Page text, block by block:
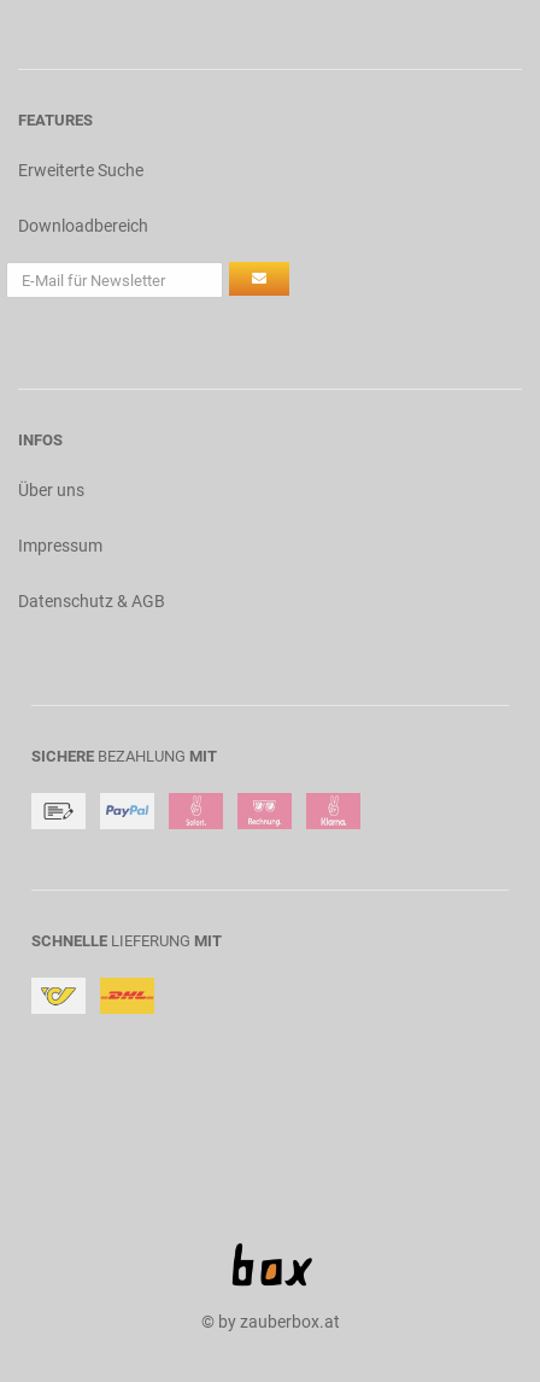
FEATURES
Erweiterte Suche
Downloadbereich
INFOS
Über uns
Impressum
Datenschutz & AGB
SICHERE BEZAHLUNG MIT
SCHNELLE LIEFERUNG MIT
© by zauberbox.at